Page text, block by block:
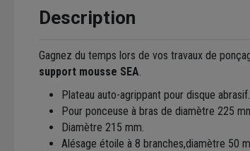
Description
Gagnez du temps lors de vos travaux de
support mousse SEA
Plateau auto-agrippant pour disque abrasif.
Pour ponceuse à bras de diamètre 225
Diamètre 215 mm.
Alésage étoile à 8 branches,diamètre 50